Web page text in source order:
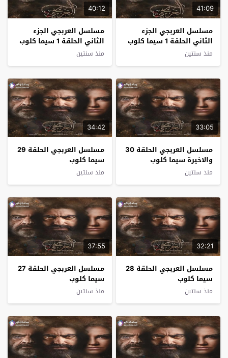
41:09
مسلسل العربجي الجزء
الثاني الحلقة 1 سيما كلوب
منذ سنتين
40:12
مسلسل العربجي الجزء
الثاني الحلقة 1 سيما كلوب
منذ سنتين
33:05
مسلسل العربجي الحلقة 30
والاخيرة سيما كلوب
منذ سنتين
34:42
مسلسل العربجي الحلقة 29
سيما كلوب
منذ سنتين
32:21
مسلسل العربجي الحلقة 28
سيما كلوب
منذ سنتين
37:55
مسلسل العربجي الحلقة 27
سيما كلوب
منذ سنتين